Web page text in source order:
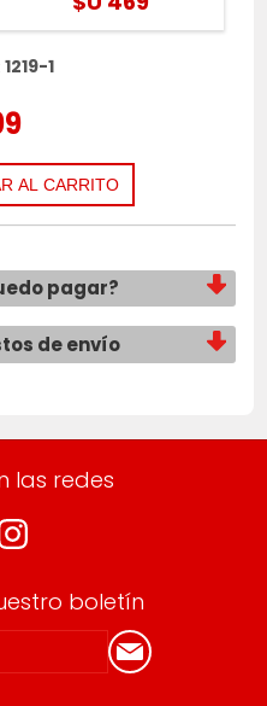
1219-1
pagar?
de envío
las redes
boletín